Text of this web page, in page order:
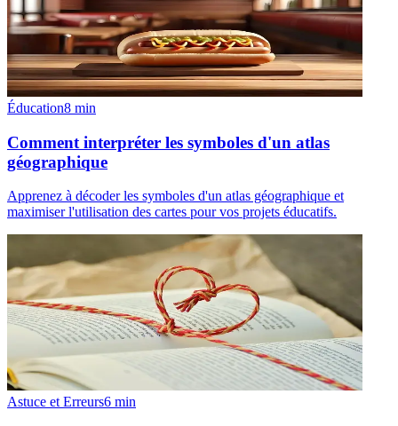
Éducation8 min
Comment interpréter les symboles d'un atlas
géographique
Apprenez à décoder les symboles d'un atlas géographique et
maximiser l'utilisation des cartes pour vos projets éducatifs.
Astuce et Erreurs6 min